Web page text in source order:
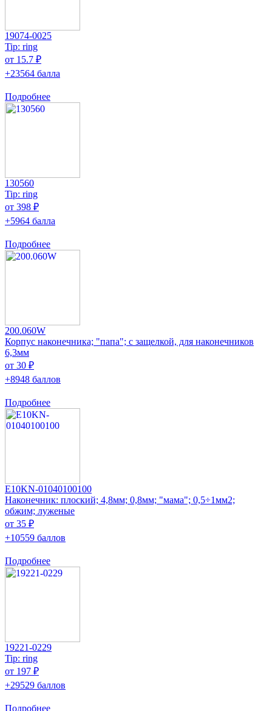
19074-0025
Tip: ring
от 15.7 ₽
+23564 балла
Подробнее
130560
Tip: ring
от 398 ₽
+5964 балла
Подробнее
200.060W
Корпус наконечника; "папа"; с защелкой, для наконечников
6,3мм
от 30 ₽
+8948 баллов
Подробнее
E10KN-01040100100
Наконечник: плоский; 4,8мм; 0,8мм; "мама"; 0,5÷1мм2;
обжим; луженые
от 35 ₽
+10559 баллов
Подробнее
19221-0229
Tip: ring
от 197 ₽
+29529 баллов
Подробнее